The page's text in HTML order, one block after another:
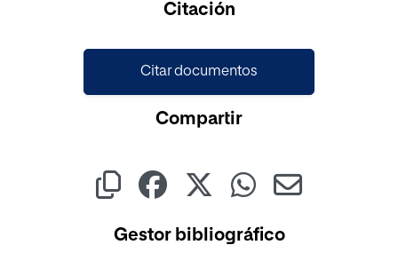
Citación
Citar documentos
Compartir
Gestor bibliográfico